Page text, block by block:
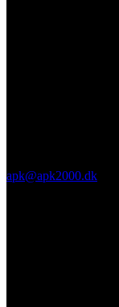
apk@apk2000.dk